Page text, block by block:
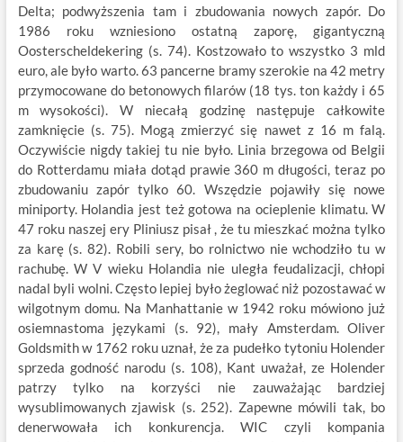
Delta; podwyższenia tam i zbudowania nowych zapór. Do
1986 roku wzniesiono ostatną zaporę, gigantyczną
Oosterscheldekering (s. 74). Kostzowało to wszystko 3 mld
euro, ale było warto. 63 pancerne bramy szerokie na 42 metry
przymocowane do betonowych filarów (18 tys. ton każdy i 65
m wysokości). W niecałą godzinę następuje całkowite
zamknięcie (s. 75). Mogą zmierzyć się nawet z 16 m falą.
Oczywiście nigdy takiej tu nie było. Linia brzegowa od Belgii
do Rotterdamu miała dotąd prawie 360 m długości, teraz po
zbudowaniu zapór tylko 60. Wszędzie pojawiły się nowe
miniporty. Holandia jest też gotowa na ocieplenie klimatu. W
47 roku naszej ery Pliniusz pisał , że tu mieszkać można tylko
za karę (s. 82). Robili sery, bo rolnictwo nie wchodziło tu w
rachubę. W V wieku Holandia nie uległa feudalizacji, chłopi
nadal byli wolni. Często lepiej było żeglować niż pozostawać w
wilgotnym domu. Na Manhattanie w 1942 roku mówiono już
osiemnastoma językami (s. 92), mały Amsterdam. Oliver
Goldsmith w 1762 roku uznał, że za pudełko tytoniu Holender
sprzeda godność narodu (s. 108), Kant uważał, ze Holender
patrzy tylko na korzyści nie zauważając bardziej
wysublimowanych zjawisk (s. 252). Zapewne mówili tak, bo
denerwowała ich konkurencja. WIC czyli kompania